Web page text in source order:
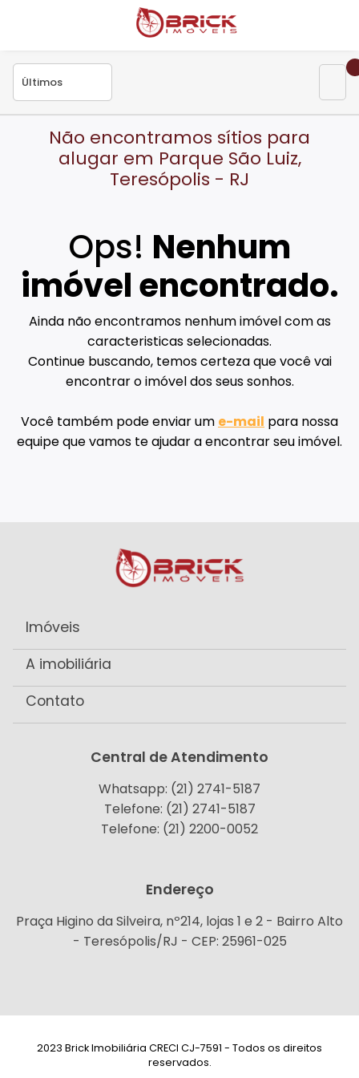
Não encontramos sítios para
alugar em Parque São Luiz,
Teresópolis - RJ
Ops! Nenhum
imóvel encontrado.
Ainda não encontramos nenhum imóvel com as
caracteristicas selecionadas.
Continue buscando, temos certeza que você vai
encontrar o imóvel dos seus sonhos.
Você também pode enviar um e-mail para nossa
equipe que vamos te ajudar a encontrar seu imóvel.
Imóveis
A imobiliária
Contato
Central de Atendimento
Whatsapp: (21) 2741-5187
Telefone: (21) 2741-5187
Telefone: (21) 2200-0052
Endereço
Praça Higino da Silveira, nº214, lojas 1 e 2 - Bairro Alto
- Teresópolis/RJ - CEP: 25961-025
2023 Brick Imobiliária CRECI CJ-7591 - Todos os direitos
reservados.